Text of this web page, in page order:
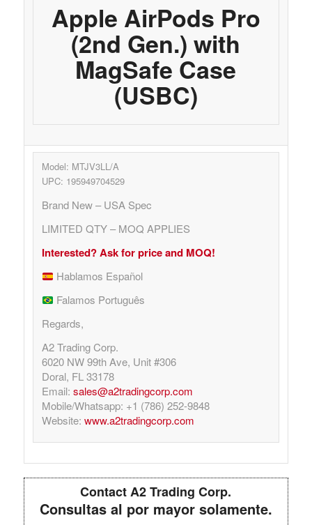
Apple AirPods Pro
(2nd Gen.) with
MagSafe Case
(USBC)
Model: MTJV3LL/A
UPC: 195949704529
Brand New – USA Spec
LIMITED QTY – MOQ APPLIES
Interested? Ask for price and MOQ!
Hablamos Español
Falamos Português
Regards,
A2 Trading Corp.
6020 NW 99th Ave, Unit #306
Doral, FL 33178
Email: sales@a2tradingcorp.com
Mobile/Whatsapp: +1 (786) 252-9848
Website: www.a2tradingcorp.com
Contact A2 Trading Corp.
Consultas al por mayor solamente.